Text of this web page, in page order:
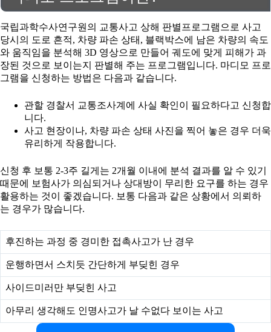
국립과학수사연구원의 교통사고 상해 판별프로그램으로 사고
당시의 도로 흔적, 차량 파손 상태, 블랙박스에 남은 차량의 속도
와 움직임을 분석해 3D 영상으로 만들어 궤도에 맞게 피해가 과
장된 것으로 보이는지 판별해 주는 프로그램입니다. 마디모 프로
그램을 신청하는 방법은 다음과 같습니다.
관할 경찰서 교통조사계에 사실 확인이 필요하다고 신청합
니다.
사고 현장이나, 차량 파손 상태 사진을 찍어 놓은 경우 더욱
유리하게 작용합니다.
신청 후 보통 2-3주 길게는 2개월 이내에 분석 결과를 알 수 있기
때문에 보험사가 의심되거나 상대방이 무리한 요구를 하는 경우
활용하는 것이 좋겠습니다. 보통 다음과 같은 상황에서 의뢰하
는 경우가 많습니다.
후진하는 과정 중 경미한 접촉사고가 난 경우
운행하면서 스치듯 간단하게 부딪힌 경우
사이드미러만 부딪힌 사고
아무리 생각해도 인명사고가 날 수없다 보이는 사고